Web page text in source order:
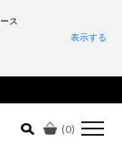
(0)
細検索はこちら
ス
表示する